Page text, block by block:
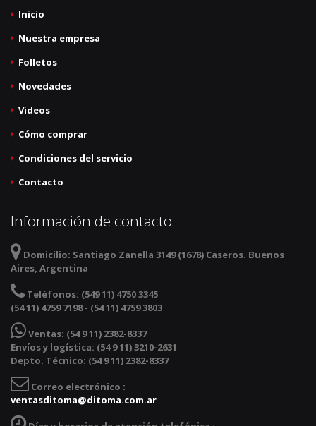
Inicio
Nuestra empresa
Folletos
Novedades
Videos
Cómo comprar
Condiciones del servicio
Contacto
Información de contacto
Domicilio: Santiago Zanella 3149 (1678) Caseros. Buenos
Aires, Argentina
Teléfonos: (549 11) 4750 3345
(54 11) 4759 7198 - (54 11) 4759 3803
Ventas: (54 9 11) 2382-8337
Envíos y logística: (54 9 11) 3210-2631
Depto. Técnico: (54 9 11) 2382-8337
Correo electrónico :
ventasditoma@ditoma.com.ar